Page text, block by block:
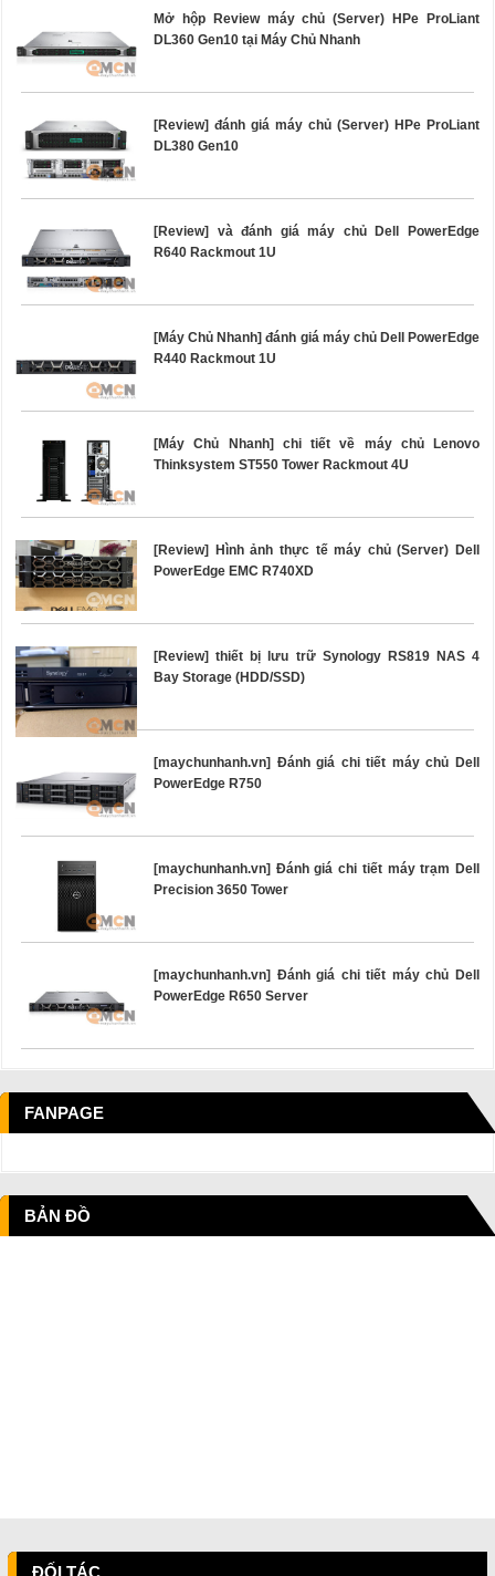
Mở hộp Review máy chủ (Server) HPe ProLiant
DL360 Gen10 tại Máy Chủ Nhanh
[Review] đánh giá máy chủ (Server) HPe ProLiant
DL380 Gen10
[Review] và đánh giá máy chủ Dell PowerEdge
R640 Rackmout 1U
[Máy Chủ Nhanh] đánh giá máy chủ Dell PowerEdge
R440 Rackmout 1U
[Máy Chủ Nhanh] chi tiết về máy chủ Lenovo
Thinksystem ST550 Tower Rackmout 4U
[Review] Hình ảnh thực tế máy chủ (Server) Dell
PowerEdge EMC R740XD
[Review] thiết bị lưu trữ Synology RS819 NAS 4
Bay Storage (HDD/SSD)
[maychunhanh.vn] Đánh giá chi tiết máy chủ Dell
PowerEdge R750
[maychunhanh.vn] Đánh giá chi tiết máy trạm Dell
Precision 3650 Tower
[maychunhanh.vn] Đánh giá chi tiết máy chủ Dell
PowerEdge R650 Server
FANPAGE
BẢN ĐỒ